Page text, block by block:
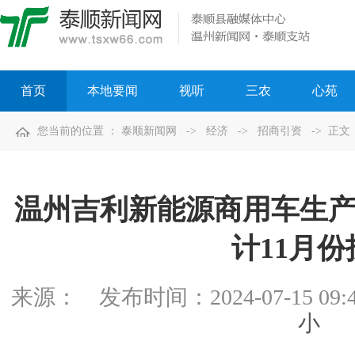
首页 本地要闻 视听 三农 心苑
您当前的位置 ： 泰顺新闻网 -> 经济 -> 招商引资 -> 正文
温州吉利新能源商用车生
计11月份
来源： 发布时间： 2024-07-15
小